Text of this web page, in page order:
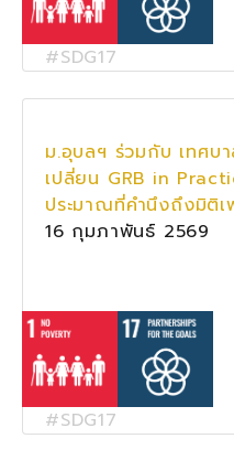
#SDG17
ม.อุบลฯ ร่วมกับ เทศบ
เปลี่ยน GRB in
ประมาณที่คำนึงถึงมิติเ
16 กุมภาพันธ์ 2569
#SDG17